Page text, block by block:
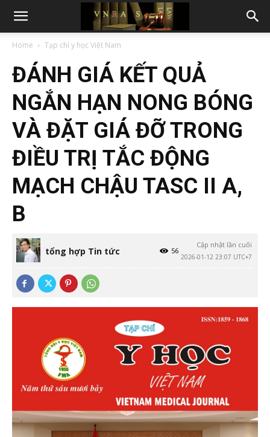
Home Tạp chí y học Việt Nam
ĐÁNH GIÁ KẾT QUẢ
NGẮN HẠN NONG BÓNG
VÀ ĐẶT GIÁ ĐỠ TRONG
ĐIỀU TRỊ TẮC ĐỘNG
MẠCH CHẬU TASC II A,
B
tổng hợp Tin tức
Cập nhật lần cuối
2026-01-12 23:07 UTC+7
56